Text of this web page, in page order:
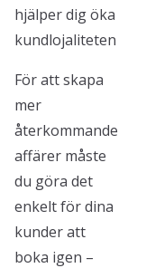
hjälper dig öka
kundlojaliteten
För att skapa
mer
återkommande
affärer måste
du göra det
enkelt för dina
kunder att
boka igen –